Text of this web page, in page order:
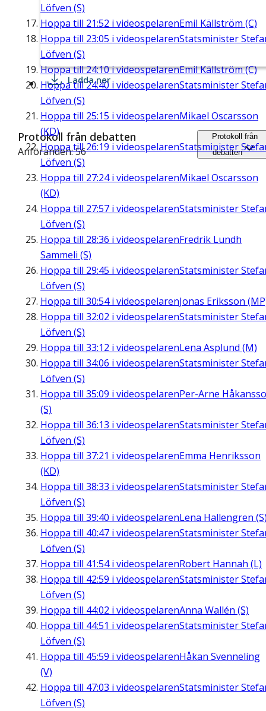
Löfven (S)
Hoppa till 21:52 i videospelarenEmil Källström (C)
Hoppa till 23:05 i videospelarenStatsminister
Löfven (S)
Hoppa till24:10i videospelarenEmil Källström (C)
Hoppa till24:40 i videospelarenStatsminister
Löfven (S)
Hoppa till 25:15 i videospelarenMikael Oscarsson
(KD)
Hoppa till26:19 i videospelarenStatsminister
Löfven (S)
Hoppa till 27:24i videospelarenMikael Oscarsson
(KD)
Hoppa till 27:57 i videospelarenStatsminister
Löfven (S)
Hoppa till 28:36 i videospelarenFredrik Lundh
Sammeli (S)
Hoppa till 29:45 i videospelarenStatsminister
Löfven (S)
Hoppa till 30:54i videospelarenJonas Eriksson
Hoppa till 32:02 i videospelarenStatsminister
Löfven (S)
Hoppa till 33:12 i videospelarenLena Asplund (M)
Hoppa till 34:06 i videospelarenStatsminister
Löfven (S)
Hoppa till 35:09 i videospelarenPer-Arne
(S)
Hoppa till 36:13 i videospelarenStatsminister
Löfven (S)
Hoppa till 37:21 i videospelarenEmma Henriksson
(KD)
Hoppa till 38:33 i videospelarenStatsminister
Löfven (S)
Hoppa till 39:40 i videospelarenLena Hallengren
Hoppa till 40:47 i videospelarenStatsminister
Löfven (S)
Hoppa till 41:54i videospelarenRobert Hannah (L)
Hoppa till 42:59 i videospelarenStatsminister
Löfven (S)
Hoppa till 44:02 i videospelarenAnna Wallén (S)
Hoppa till 44:51 i videospelarenStatsminister
Löfven (S)
Hoppa till 45:59 i videospelarenHåkan Svenneling
(V)
Hoppa till 47:03 i videospelarenStatsminister
Löfven (S)
Ladda ner
Protokoll från debatten
Anföranden: 56
Protokoll från
debatten